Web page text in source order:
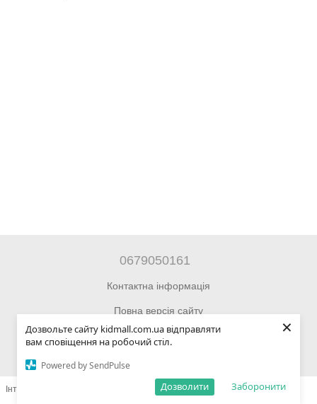
Дозвольте сайту kidmall.com.ua відправляти
вам сповіщення на робочий стіл.
Powered by SendPulse
Заборонити
Дозволити
×
0679050161
Контактна інформація
Повна версія сайту
© 2014—2026 Інтернет-магазин Kidmall.com.ua для дітей та
Інтернет-магазин створений з Хорошоп